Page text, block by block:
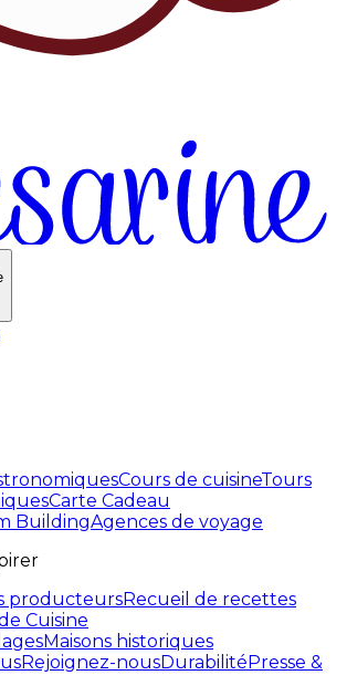
Cours de cuisineTours
Carte Cadeau
BuildingAgences de voyage
producteursRecueil de recettes
Cuisine
Maisons historiques
Rejoignez-nousDurabilitéPresse &